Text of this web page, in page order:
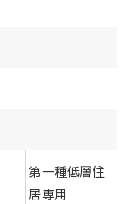
第一種低層住
居専用